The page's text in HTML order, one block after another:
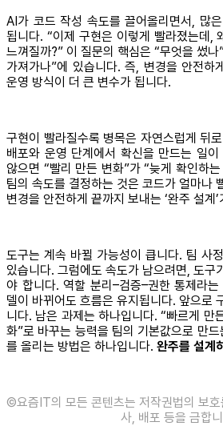
AI가 코드 작성 속도를 끌어올리면서, 많
됩니다. “이제 구현은 이렇게 빨라졌는데,
느껴질까?” 이 질문의 핵심은 “무엇을 썼
가져가나”에 있습니다. 즉, 변경을 안전하
운영 방식이 더 큰 변수가 됩니다.
구현이 빨라질수록 병목은 자연스럽게 뒤
배포와 운영 단계에서 확신을 만드는 일
않으면 “빨리 만든 변화”가 “늦게 확인하
팀의 속도를 결정하는 것은 코드가 얼마나
변경을 안전하게 끝까지 보내는 ‘완주 설계
도구는 계속 바뀔 가능성이 큽니다. 팀 사
있습니다. 그럼에도 속도가 남으려면, 도구
야 합니다. 역할 분리–검증–권한 통제라
델이 바뀌어도 흐름은 유지됩니다. 앞으로
니다. 남은 과제는 하나입니다. “빠르게 만
화”로 바꾸는 능력을 팀의 기본값으로 만
를 올리는 방법은 하나입니다. 완주를 설계
©️요즘IT의 모든 콘텐츠는 저작권법의 보
사, 배포 등을 금합